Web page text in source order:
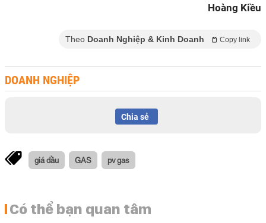
Hoàng Kiều
Theo Doanh Nghiệp & Kinh Doanh Copy link
DOANH NGHIỆP
Chia sẻ
giá dầu GAS pv gas
Có thể bạn quan tâm